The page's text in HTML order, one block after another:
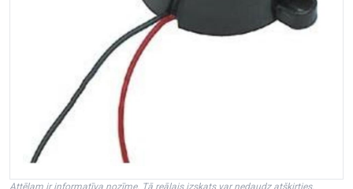
Attēlam ir informatīva nozīme. Tā reālais izskats var nedaudz atšķirties.